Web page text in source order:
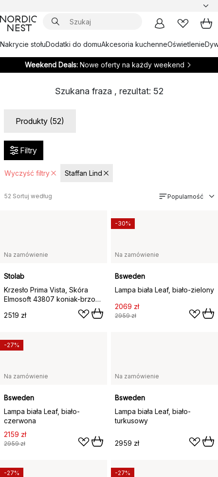
Nakrycie stołuDodatki do domuAkcesoria kuchenneOświetlenie
Weekend Deals: Nowe oferty na każdy weekend
Szukana fraza , rezultat: 52
Produkty (52)
Filtry
Wyczyść filtry Staffan Lind
52 Sortuj według Popularność
Na zamówienie
Stolab
Krzesło Prima Vista, Skóra
Elmosoft 43807 koniak-brzoza
2519 zł
Na zamówienie
Bsweden
Lampa biała Leaf, biało-zielony
2069 zł
2959 zł
-30%
Na zamówienie
Bsweden
Lampa biała Leaf, biało-
czerwona
2159 zł
2959 zł
-27%
Na zamówienie
Bsweden
Lampa biała Leaf, biało-
turkusowy
2959 zł
-27% -27%